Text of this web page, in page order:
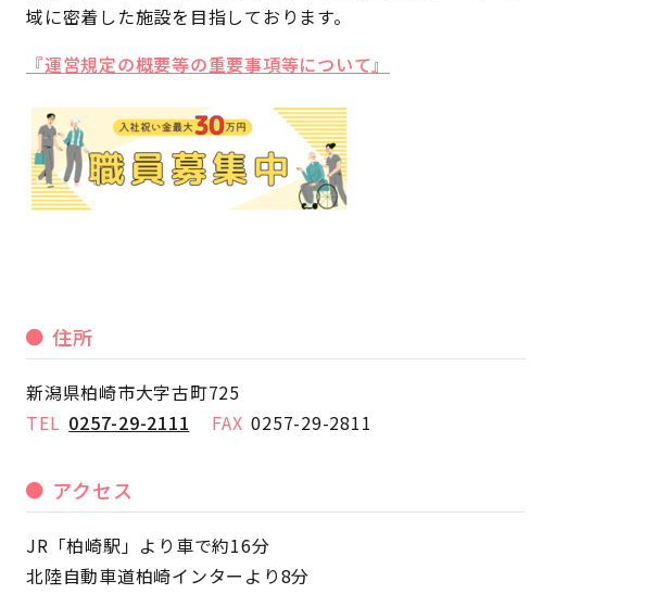
域に密着した施設を目指しております。
『運営規定の概要等の重要事項等について』
住所
新潟県柏崎市大字古町725
0257-29-2111
0257-29-2811
アクセス
JR「柏崎駅」より車で約16分
北陸自動車道柏崎インターより8分